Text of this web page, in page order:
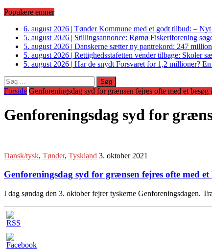
Populære emner
6. august 2026 | Tønder Kommune med et godt tilbud: –
5. august 2026 | Stillingsannonce: Rømø Fiskeriforening
5. august 2026 | Danskerne sætter ny pantrekord: 247
5. august 2026 | Rettighedsstafetten vender tilbage: Skoler
5. august 2026 | Har de snydt Forsvaret for 1,2 millioner?
Søg
efter:
Forside Genforeningsdag syd for grænsen fejres ofte med et besøg
Genforeningsdag syd for
Dansk/tysk, Tønder, Tyskland 3. oktober 2021
Genforeningsdag syd for grænsen fejres ofte med
I dag søndag den 3. oktober fejrer tyskerne Genforeningsdagen.